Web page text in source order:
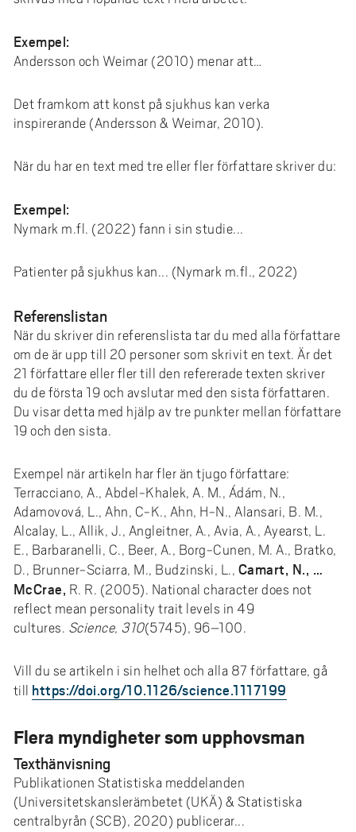
Exempel:
Andersson och Weimar (2010) menar att…
Det framkom att konst på sjukhus kan verka
inspirerande (Andersson & Weimar, 2010).
När du har en text med tre eller fler författare skriver du:
Exempel:
Nymark m.fl. (2022) fann i sin studie...
Patienter på sjukhus kan... (Nymark m.fl., 2022)
Referenslistan
När du skriver din referenslista tar du med alla författare
om de är upp till 20 personer som skrivit en text. Är det
21 författare eller fler till den refererade texten skriver
du de första 19 och avslutar med den sista författaren.
Du visar detta med hjälp av tre punkter mellan författare
19 och den sista.
Exempel när artikeln har fler än tjugo författare:
Terracciano, A., Abdel-Khalek, A. M., Ádám, N.,
Adamovová, L., Ahn, C-K., Ahn, H-N., Alansari, B. M.,
Alcalay, L., Allik, J., Angleitner, A., Avia, A., Ayearst, L.
E., Barbaranelli, C., Beer, A., Borg-Cunen, M. A., Bratko,
D., Brunner-Sciarra, M., Budzinski, L., Camart, N., …
McCrae, R. R. (2005). National character does not
reflect mean personality trait levels in 49
cultures. Science, 310(5745), 96–100.
Vill du se artikeln i sin helhet och alla 87 författare, gå
till https://doi.org/10.1126/science.1117199
Flera myndigheter som upphovsman
Texthänvisning
Publikationen Statistiska meddelanden
(Universitetskanslerämbetet (UKÄ) & Statistiska
centralbyrån (SCB), 2020) publicerar...